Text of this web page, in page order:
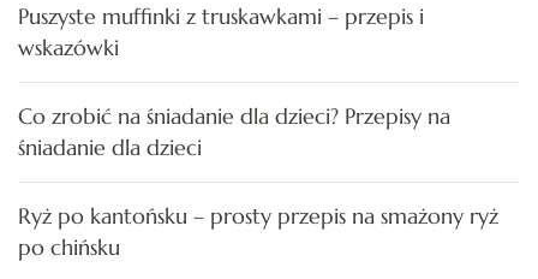
Puszyste muffinki z truskawkami – przepis i
wskazówki
Co zrobić na śniadanie dla dzieci? Przepisy na
śniadanie dla dzieci
Ryż po kantońsku – prosty przepis na smażony ryż
po chińsku